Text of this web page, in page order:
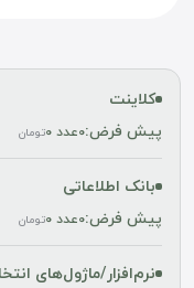
کلاینت
پیش فرض:۰عدد ۰تومان
بانک اطلاعاتی
پیش فرض:۰عدد ۰تومان
نرم‌افزار/ماژول‌های